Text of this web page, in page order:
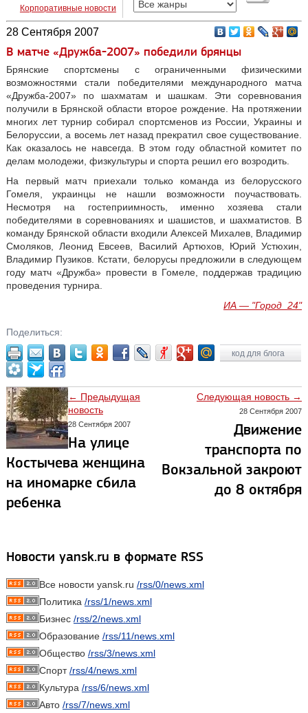
Корпоративные новости
28 Сентября 2007
В матче «Дружба-2007» победили брянцы
Брянские спортсмены с ограниченными физическими
возможностями стали победителями международного матча
«Дружба-2007» по шахматам и шашкам. Эти соревнования
получили в Брянской области второе рождение. На протяжении
многих лет турнир собирал спортсменов из России, Украины и
Белоруссии, а восемь лет назад прекратил свое существование.
Как оказалось не навсегда. В этом году областной комитет по
делам молодежи, физкультуры и спорта решил его возродить.
На первый матч приехали только команда из белорусского
Гомеля, украинцы не нашли возможности поучаствовать.
Несмотря на гостеприимность, именно хозяева стали
победителями в соревнованиях и шашистов, и шахматистов. В
команду Брянской области входили Алексей Михалев, Владимир
Смоляков, Леонид Евсеев, Василий Артюхов, Юрий Устюхин,
Владимир Пузиков. Кстати, белорусы предложили в следующем
году матч «Дружба» провести в Гомеле, поддержав традицию
проведения турнира.
ИА — "Город_24"
Поделиться:
код для блога
← Предыдущая
новость
28 Сентября 2007
На улице
Костычева женщина
на иномарке сбила
ребенка
Следующая новость →
28 Сентября 2007
Движение
транспорта по
Вокзальной закроют
до 8 октября
Новости yansk.ru в формате RSS
Все новости yansk.ru /rss/0/news.xml
Политика /rss/1/news.xml
Бизнес /rss/2/news.xml
Образование /rss/11/news.xml
Общество /rss/3/news.xml
Спорт/rss/4/news.xml
Культура /rss/6/news.xml
Авто /rss/7/news.xml